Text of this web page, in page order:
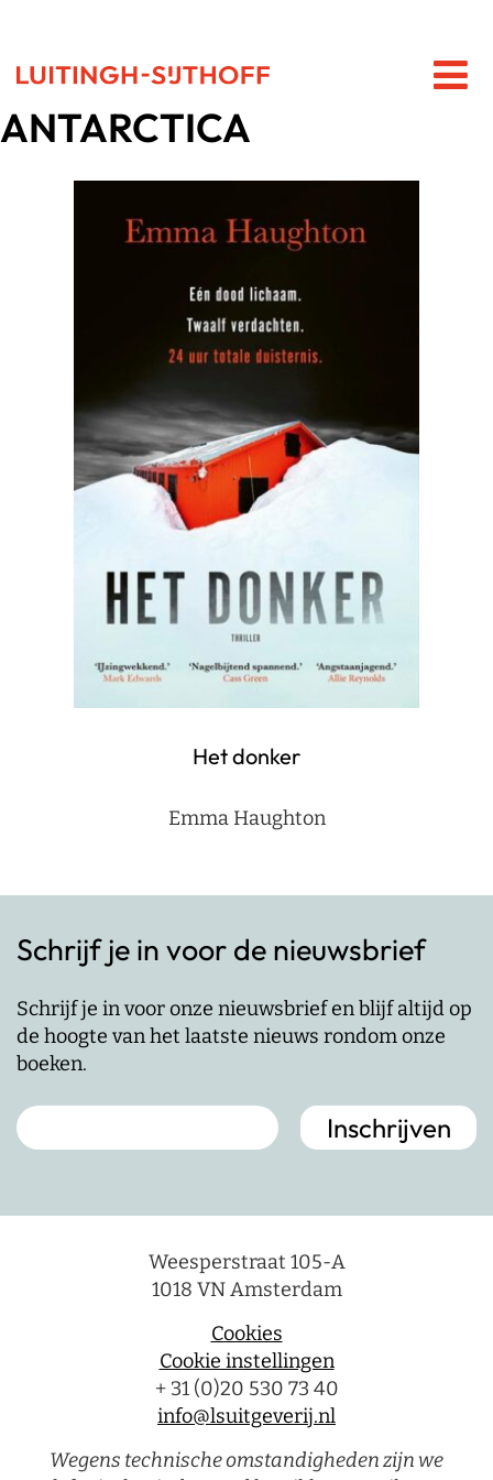
ANTARCTICA
Het donker
Emma Haughton
Schrijf je in voor de nieuwsbrief
Schrijf je in voor onze nieuwsbrief en blijf altijd op
de hoogte van het laatste nieuws rondom onze
boeken.
Weesperstraat 105-A
1018 VN Amsterdam
Cookies
Cookie instellingen
+ 31 (0)20 530 73 40
info@lsuitgeverij.nl
Wegens technische omstandigheden zijn we